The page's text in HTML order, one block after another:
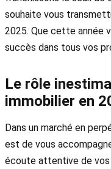
souhaite vous
2025. Que cette année
succès dans tous vos
Le rôle
immobilier en
Dans un marché en
est de vous
écoute attentive de vos